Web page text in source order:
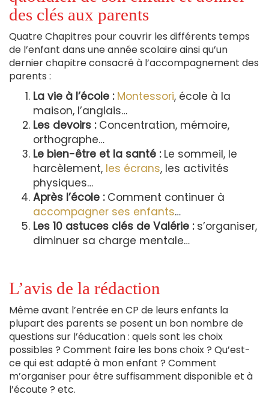
des clés aux parents
Quatre Chapitres pour couvrir les différents temps
de l’enfant dans une année scolaire ainsi qu’un
dernier chapitre consacré à l’accompagnement des
parents :
La vie à l’école : Montessori, école à la
maison, l’anglais…
Les devoirs :Concentration, mémoire,
orthographe…
Le bien-être et la santé :Le sommeil, le
harcèlement, les écrans, les activités
physiques…
Après l’école :Comment continuer à
accompagner ses enfants…
Les 10 astuces clés de Valérie :s’organiser,
diminuer sa charge mentale…
L’avis de la rédaction
Même avant l’entrée en CP de leurs enfants la
plupart des parents se posent un bon nombre de
questions sur l’éducation : quels sont les choix
possibles ? Comment faire les bons choix ? Qu’est-
ce qui est adapté à mon enfant ? Comment
m’organiser pour être suffisamment disponible et à
l’écoute ? etc.